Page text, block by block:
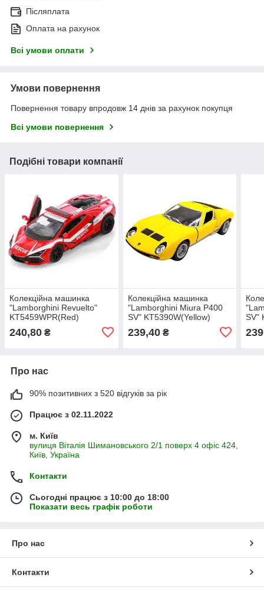
Післяплата
Оплата на рахунок
Всі умови оплати
Умови повернення
Повернення товару впродовж 14 днів за рахунок покупця
Всі умови повернення
Подібні товари компанії
Колекційна машинка
"Lamborghini Revuelto"
KT5459WPR(Red)
240,80 ₴
Колекційна машинка
"Lamborghini Miura P400
SV" KT5390W(Yellow)
239,40₴
SV"
Про нас
90% позитивних з 520 відгуків за рік
Працює з 02.11.2022
м. Київ
вулиця Віталія Шимановського 2/1 поверх 4 офіс 424,
Київ, Україна
Контакти
Сьогодні працює з 10:00 до 18:00
Показати весь графік роботи
Про нас
Контакти